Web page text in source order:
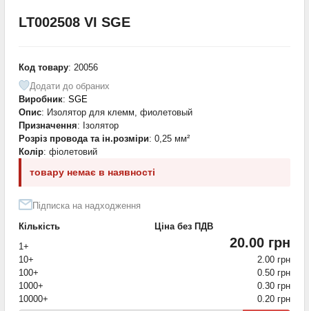
LT002508 VI SGE
Код товару: 20056
Додати до обраних
Виробник: SGE
Опис: Изолятор для клемм, фиолетовый
Призначення: Ізолятор
Розріз провода та ін.розміри: 0,25 мм²
Колір: фіолетовий
товару немає в наявності
Підписка на надходження
Кількість
Ціна без ПДВ
1+
20.00 грн
10+
2.00 грн
100+
0.50 грн
1000+
0.30 грн
10000+
0.20 грн